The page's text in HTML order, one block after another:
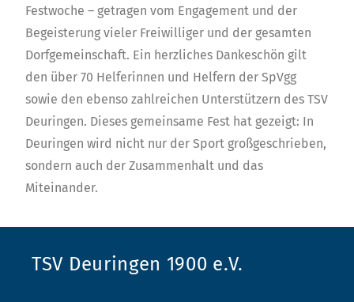
Festwoche – getragen vom Engagement und der
Begeisterung vieler Freiwilliger und der gesamten
Dorfgemeinschaft. Ein herzliches Dankeschön gilt
den über 70 Helferinnen und Helfern der SpVgg
sowie den ebenso zahlreichen Unterstützern des TSV
Deuringen. Dieses gemeinsame Fest hat gezeigt: In
Deuringen wird nicht nur der Sport großgeschrieben,
sondern auch der Zusammenhalt und das
Miteinander.
TSV Deuringen 1900 e.V.